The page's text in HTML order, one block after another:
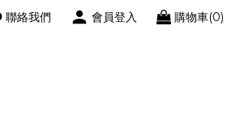
聯絡我們 會員登入 購物車(0)